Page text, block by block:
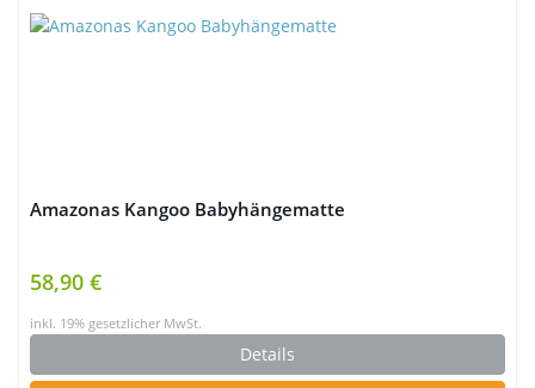
Amazonas Kangoo Babyhängematte
58,90 €
inkl. 19% gesetzlicher MwSt.
Details